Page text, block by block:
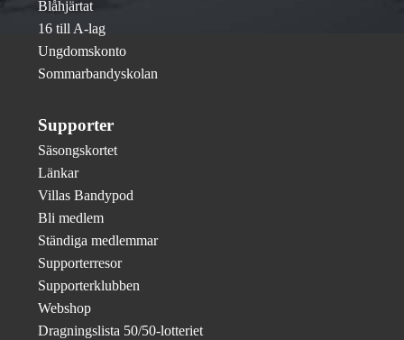
Blåhjärtat
16 till A-lag
Ungdomskonto
Sommarbandyskolan
Supporter
Säsongskortet
Länkar
Villas Bandypod
Bli medlem
Ständiga medlemmar
Supporterresor
Supporterklubben
Webshop
Dragningslista 50/50-lotteriet